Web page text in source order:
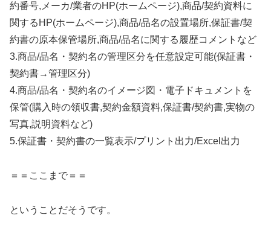
約番号,メーカ/業者のHP(ホームページ),商品/契約資料に
関するHP(ホームページ),商品/品名の設置場所,保証書/契
約書の原本保管場所,商品/品名に関する履歴コメントなど
3.商品/品名・契約名の管理区分を任意設定可能(保証書・
契約書→管理区分)
4.商品/品名・契約名のイメージ図・電子ドキュメントを
保管(購入時の領収書,契約金額資料,保証書/契約書,実物の
写真,説明資料など)
5.保証書・契約書の一覧表示/プリント出力/Excel出力
＝＝ここまで＝＝
ということだそうです。